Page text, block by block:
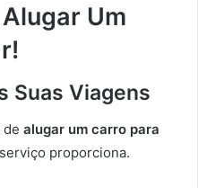
Um
!
Suas Viagens
de alugar um carro para
proporciona.